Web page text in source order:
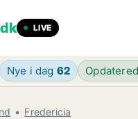
LIVE
Nye i dag 62
Fredericia